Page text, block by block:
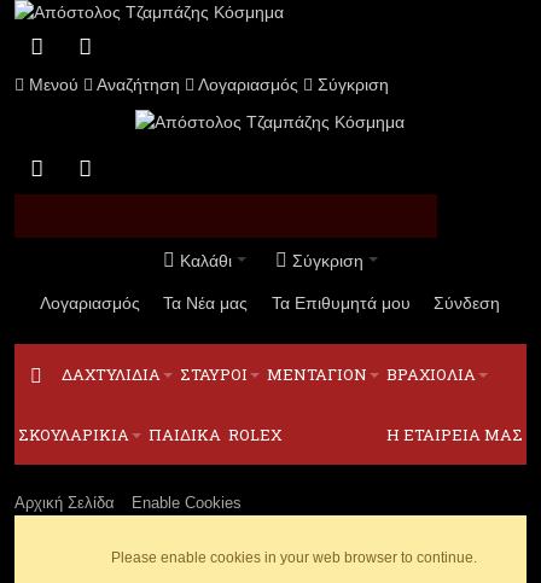
Μενού Αναζήτηση Λογαριασμός Σύγκριση
Καλάθι Σύγκριση
Λογαριασμός Τα Νέα μας Τα Επιθυμητά μου Σύνδεση
ΔΑΧΤΥΛΙΔΙΑ ΣΤΑΥΡΟΙ ΜΕΝΤΑΓΙΟΝ ΒΡΑΧΙΟΛΙΑ
ΣΚΟΥΛΑΡΙΚΙΑ ΠΑΙΔΙΚΑ ROLEX Η ΕΤΑΙΡΕΙΑ ΜΑΣ
Αρχική Σελίδα Enable Cookies
Please enable cookies in your web browser to continue.